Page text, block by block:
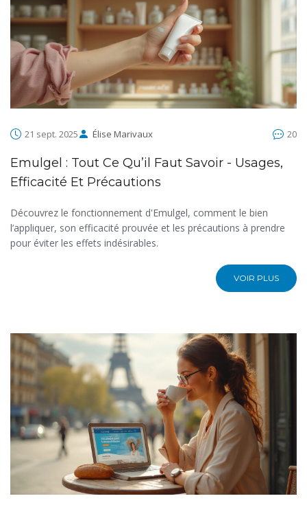
21 sept. 2025 Élise Marivaux 20
Emulgel : Tout Ce Qu’il Faut Savoir - Usages,
Efficacité Et Précautions
Découvrez le fonctionnement d'Emulgel, comment le bien
l’appliquer, son efficacité prouvée et les précautions à prendre
pour éviter les effets indésirables.
VOIR PLUS